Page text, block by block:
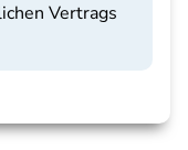
Vertrags